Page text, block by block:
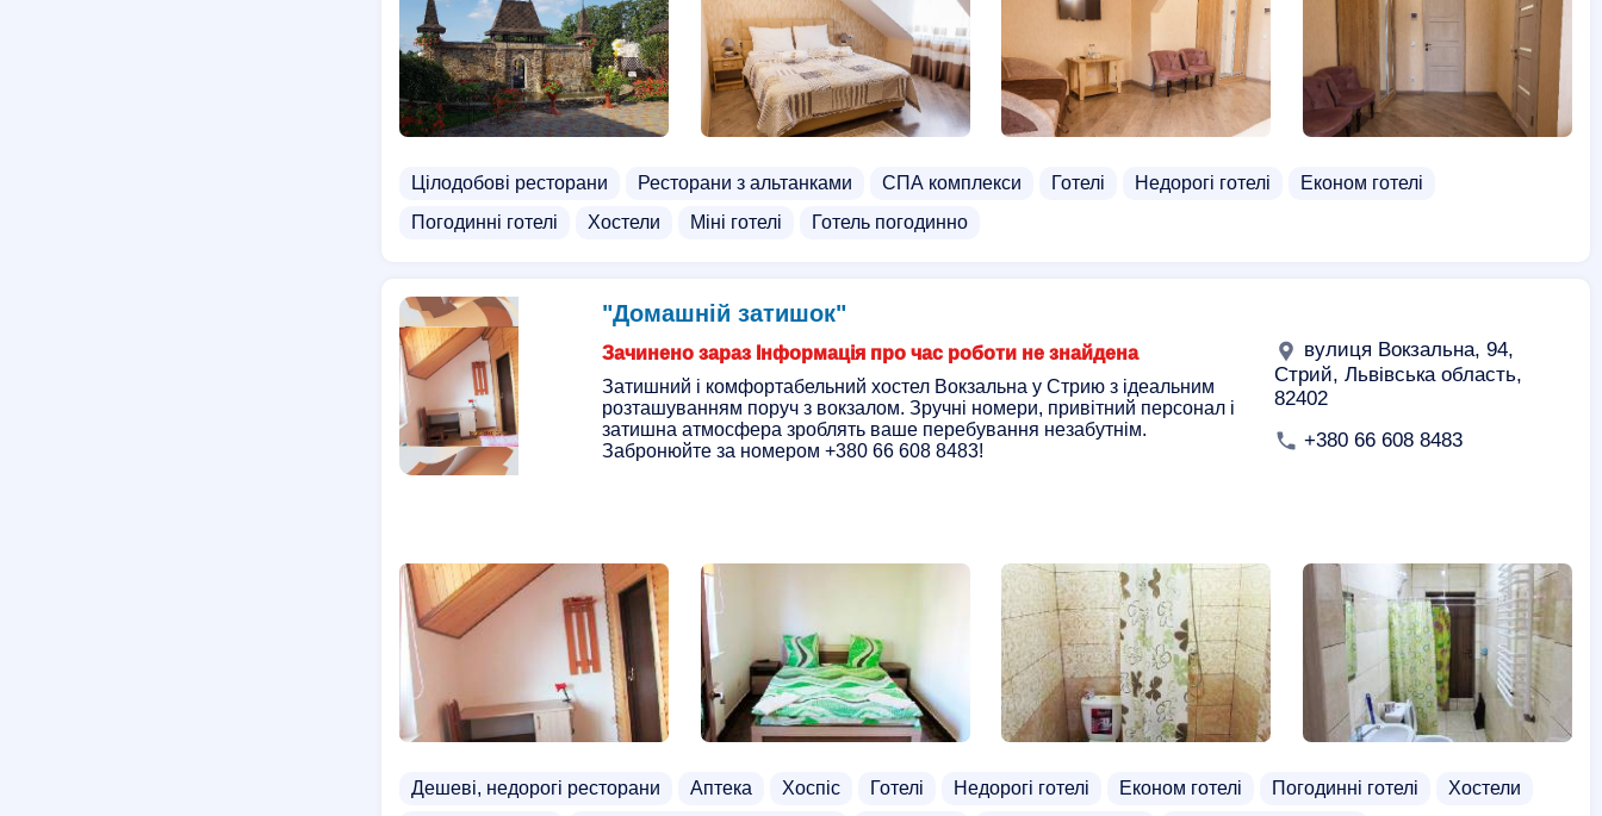
Цілодобові ресторани Ресторани з альтанками СПА комплекси Готелі Недорогі готелі
Економ готелі
Погодинні готелі
Хостели Міні готелі Готель погодинно
"Домашній затишок"
Зачинено зараз Інформація про час роботи не знайдена
Затишний і комфортабельний хостел Вокзальна у Стрию з ідеальним
розташуванням поруч з вокзалом. Зручні номери, привітний персонал і
затишна атмосфера зроблять ваше перебування незабутнім.
Забронюйте за номером +380 66 608 8483!
вулиця Вокзальна, 94,
Стрий, Львівська область,
82402
+380 66 608 8483
Дешеві, недорогі ресторани Аптека Хоспіс Готелі Недорогі готелі Економ готелі Погодинні готелі
Хостели